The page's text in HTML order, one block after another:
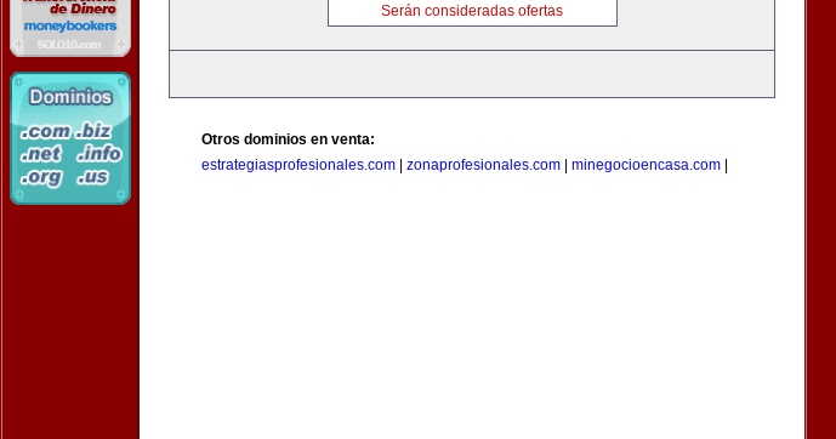
Serán consideradas ofertas
Otros dominios en venta:
estrategiasprofesionales.com
zonaprofesionales.com minegocioencasa.com